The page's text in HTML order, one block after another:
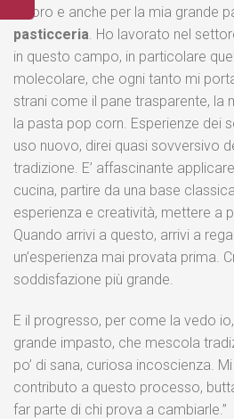
lavoro e anche per la mia grande
pasticceria. Ho lavorato nel
in questo campo, in particolare
molecolare, che ogni tanto mi
strani come il pane trasparente, la
la pasta pop corn. Esperienze dei
uso nuovo, direi quasi sovversivo
tradizione. E’ affascinante
cucina, partire da una base
esperienza e creatività, mettere a
Quando arrivi a questo, arrivi a
un’esperienza mai provata prima.
soddisfazione più grande.
E il progresso, per come la vedo
grande impasto, che mescola
po’ di sana, curiosa incoscienza.
contributo a questo processo,
far parte di chi prova a cambiarle.”